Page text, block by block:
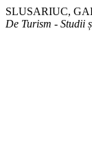
SLUSARIUC,
De Turism - Studii